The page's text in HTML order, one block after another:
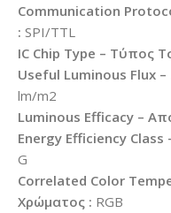
Communication
: SPI/TTL
IC Chip Type – Τύπος
Useful Luminous Flux
lm/m2
Luminous Efficacy –
Energy Efficiency
G
Correlated Color
Χρώματος : RGB